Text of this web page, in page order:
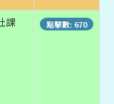
課 點擊數: 670